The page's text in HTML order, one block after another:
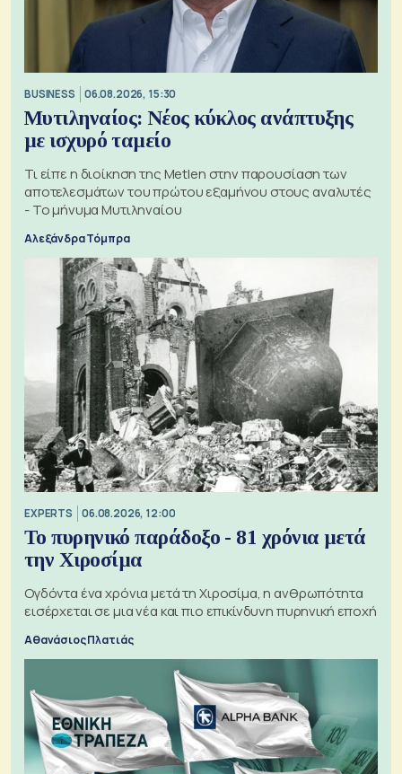
BUSINESS 06.08.2026, 15:30
Μυτιληναίος: Νέος κύκλος ανάπτυξης
με ισχυρό ταμείο
Τι είπε η διοίκηση της Metlen στην παρουσίαση των
αποτελεσμάτων του πρώτου εξαμήνου στους αναλυτές
- Το μήνυμα Μυτιληναίου
Αλεξάνδρα Τόμπρα
EXPERTS 06.08.2026, 12:00
Το πυρηνικό παράδοξο - 81 χρόνια μετά
την Χιροσίμα
Ογδόντα ένα χρόνια μετά τη Χιροσίμα, η ανθρωπότητα
εισέρχεται σε μια νέα και πιο επικίνδυνη πυρηνική εποχή
Αθανάσιος Πλατιάς